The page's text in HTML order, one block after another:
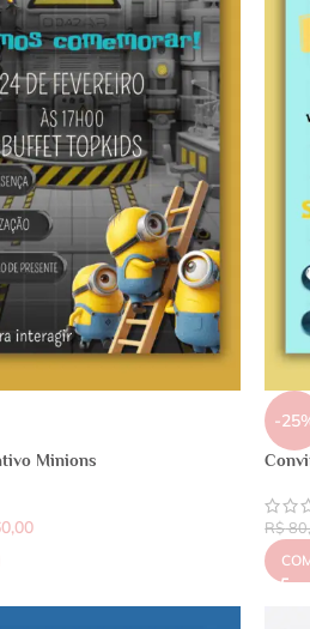
Minions
-
R$